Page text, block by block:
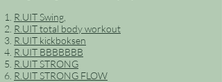
R.UIT Swing,
R.UIT total body workout
R.UIT kickboksen
R.UIT BBBBBBB
R.UIT STRONG
R.UIT STRONG FLOW